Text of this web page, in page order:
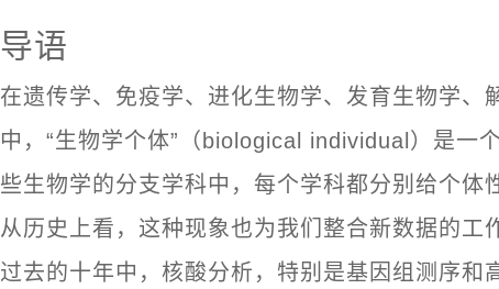
导语
在遗传学、免疫学、进化生物学、发育生物学、
中，“生物学个体”（biological individual）是一
些生物学的分支学科中，每个学科都分别给个体
从历史上看，这种现象也为我们整合新数据的工
过去的十年中，核酸分析，特别是基因组测序和